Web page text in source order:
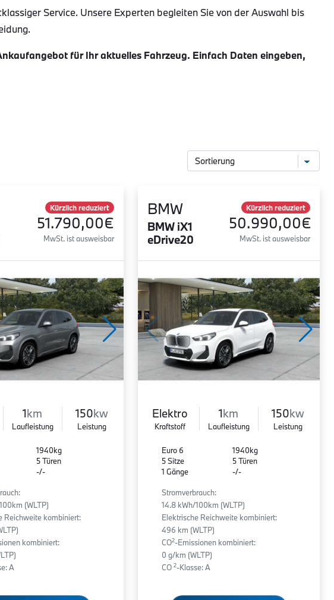
Service. Unsere Experten begleiten Sie von der Auswahl bis
für Ihr aktuelles Fahrzeug. Einfach Daten eingeben,
Kürzlich reduziert
51.790,00€
MwSt. ist ausweisbar
1km
Laufleistung
150kw
Leistung
1940kg
5 Türen
-/-
(WLTP)
Reichweite kombiniert:
kombiniert:
A
BMW
BMW iX1
eDrive20
Kürzlich reduziert
50.990,00€
MwSt. ist ausweisbar
Elektro
Kraftstoff
1km
Laufleistung
150kw
Leistung
Euro 6
5 Sitze
1 Gänge
1940kg
5 Türen
-/-
Stromverbrauch:
14.8 kWh/100km (WLTP)
Elektrische Reichweite kombiniert:
496 km (WLTP)
CO2-Emissionen kombiniert:
0 g/km (WLTP)
CO 2-Klasse: A